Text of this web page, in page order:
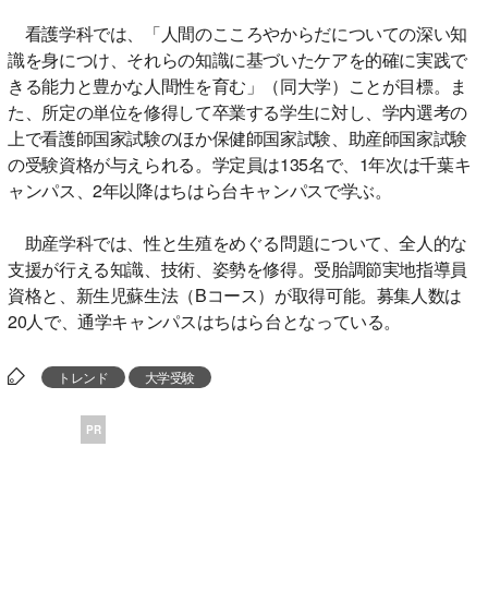
看護学科では、「人間のこころやからだについての深い知
識を身につけ、それらの知識に基づいたケアを的確に実践で
きる能力と豊かな人間性を育む」（同大学）ことが目標。ま
た、所定の単位を修得して卒業する学生に対し、学内選考の
上で看護師国家試験のほか保健師国家試験、助産師国家試験
の受験資格が与えられる。学定員は135名で、1年次は千葉キ
ャンパス、2年以降はちはら台キャンパスで学ぶ。
助産学科では、性と生殖をめぐる問題について、全人的な
支援が行える知識、技術、姿勢を修得。受胎調節実地指導員
資格と、新生児蘇生法（Bコース）が取得可能。募集人数は
20人で、通学キャンパスはちはら台となっている。
トレンド 大学受験
PR